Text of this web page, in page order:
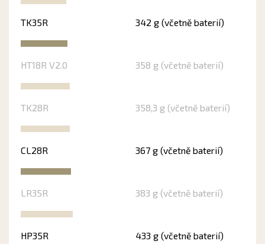
TK35R 342 g (včetně baterií)
HT18R V2.0 358 g (včetně baterií)
TK28R 358,3 g (včetně baterií)
CL28R 367 g (včetně baterií)
LR35R 383 g (včetně baterií)
HP35R 433 g (včetně baterií)